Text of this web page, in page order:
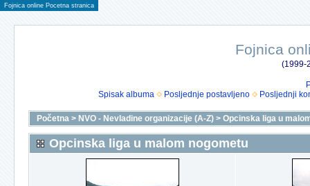
Fojnica online Pocetna stranica
Fojnica
(1999-
Spisak albuma
Posljednje postavljeno Posljednji
Početna > NVO - Nevladine organizacije (A-Z) > Opcinska liga u
Opcinska liga u malom nogometu